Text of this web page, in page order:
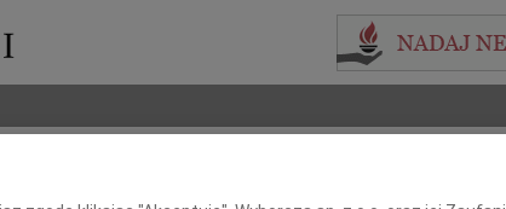
Imię i nazwisko lub numer ogłoszenia: